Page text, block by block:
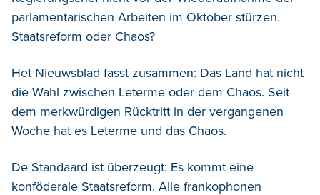
parlamentarischen Arbeiten im Oktober stürzen.
Staatsreform oder Chaos?
Het Nieuwsblad fasst zusammen: Das Land hat nicht
die Wahl zwischen Leterme oder dem Chaos. Seit
dem merkwürdigen Rücktritt in der vergangenen
Woche hat es Leterme und das Chaos.
De Standaard ist überzeugt: Es kommt eine
konföderale Staatsreform. Alle frankophonen